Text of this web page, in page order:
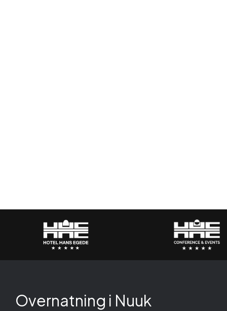
Overnatning i Nuuk